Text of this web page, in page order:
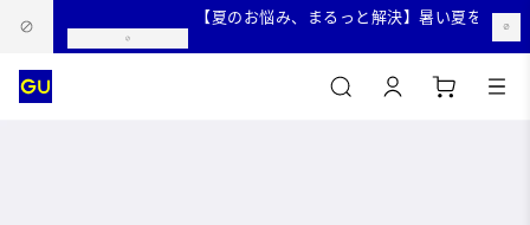
【夏のお悩み、まるっと解決】暑い夏を快適に